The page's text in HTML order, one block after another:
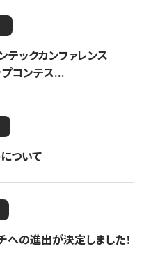
テックカンファレンス
プコンテス...
ついて
の進出が決定しました！